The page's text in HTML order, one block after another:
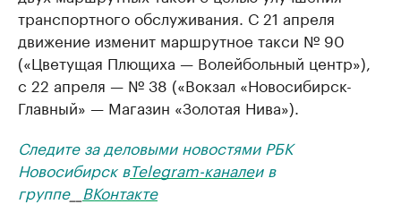
транспортного обслуживания. С 21 апреля
движение изменит маршрутное такси № 90
(«Цветущая Плющиха — Волейбольный центр»),
с 22 апреля — № 38 («Вокзал «Новосибирск-
Главный» — Магазин «Золотая Нива»).
Следите за деловыми новостями РБК
Новосибирск вTelegram-каналеи в
группе__ ВКонтакте